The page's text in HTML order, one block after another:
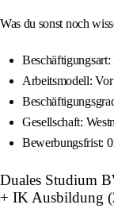
Was du sonst noch
Beschäftigungsart:
Arbeitsmodell:
Gesellschaft:
Bewerbungsfrist:
Duales Studium
+ IK Ausbildung